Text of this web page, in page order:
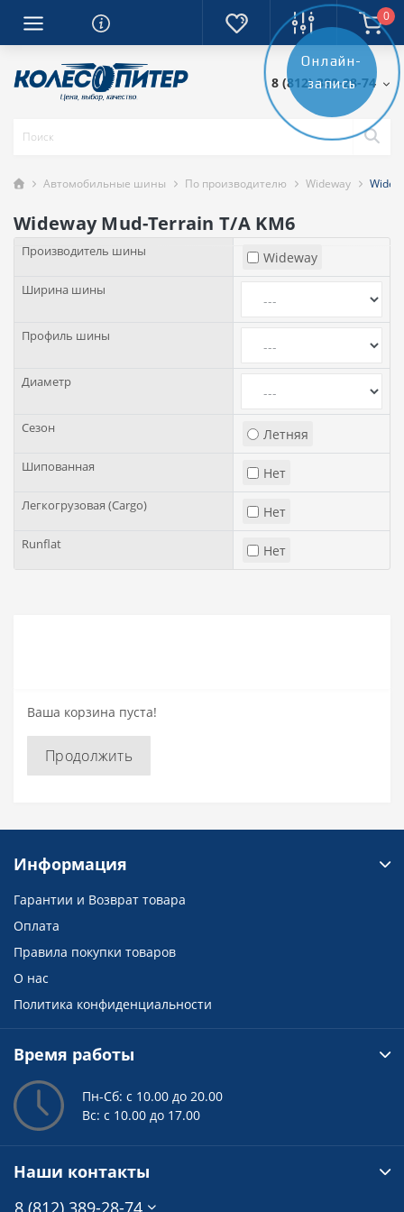
0
8 (812) 389-28-74
Автомобильные шины По производителю Wideway
Wideway Mud-Terrain T/A KM6
Производитель шины Wideway
Ширина шины
Профиль шины
Диаметр
Сезон Летняя
Шипованная Нет
Легкогрузовая (Cargo) Нет
Runflat Нет
Ваша корзина пуста!
Продолжить
Онлайн-
запись
Информация
Гарантии и Возврат товара
Оплата
Правила покупки товаров
О нас
Политика конфиденциальности
Время работы
Пн-Сб: с 10.00 до 20.00
Вс: с 10.00 до 17.00
Наши контакты
8 (812) 389-28-74